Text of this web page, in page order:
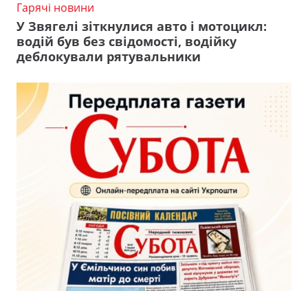
Гарячі новини
У Звягелі зіткнулися авто і мотоцикл:
водій був без свідомості, водійку
деблокували рятувальники